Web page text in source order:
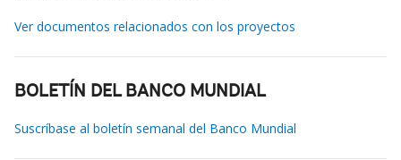
Ver documentos relacionados con los proyectos
BOLETÍN DEL BANCO MUNDIAL
Suscríbase al boletín semanal del Banco Mundial